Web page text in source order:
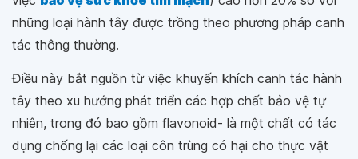
những loại hành tây được trồng theo phương pháp canh
tác thông thường.
Điều này bắt nguồn từ việc khuyến khích canh tác hành
tây theo xu hướng phát triển các hợp chất bảo vệ tự
nhiên, trong đó bao gồm flavonoid- là một chất có tác
dụng chống lại các loại côn trùng có hại cho thực vật